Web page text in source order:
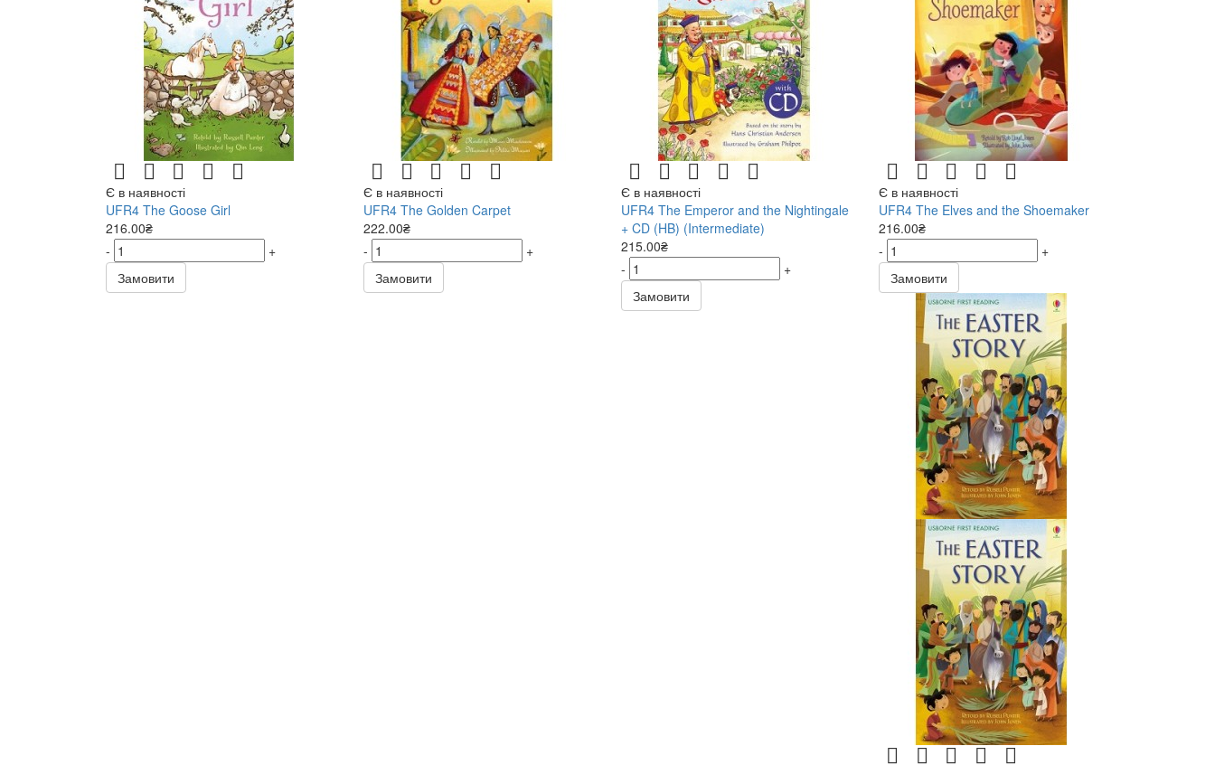
Є в наявності
UFR4 The Goose Girl
216.00₴
-
+
Замовити
Є в наявності
UFR4 The Golden Carpet
222.00₴
-
+
Замовити
Є в наявності
UFR4 The Emperor and the Nightingale
+ CD (HB) (Intermediate)
215.00₴
-
+
Замовити
Є в наявності
UFR4 The Elves and the Shoemaker
216.00₴
-
+
Замовити